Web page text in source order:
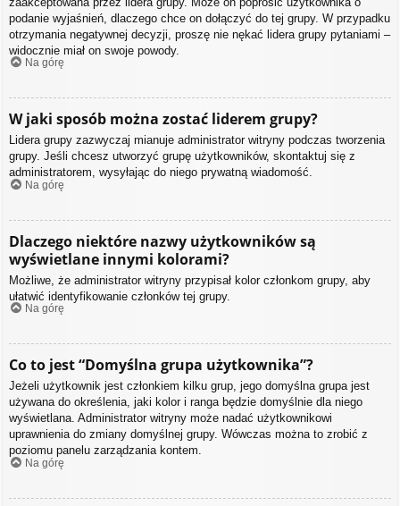
podanie wyjaśnień, dlaczego chce on dołączyć do tej grupy. W przypadku
otrzymania negatywnej decyzji, proszę nie nękać lidera grupy pytaniami –
widocznie miał on swoje powody.
Na górę
W jaki sposób można zostać liderem grupy?
Lidera grupy zazwyczaj mianuje administrator witryny podczas tworzenia
grupy. Jeśli chcesz utworzyć grupę użytkowników, skontaktuj się z
administratorem, wysyłając do niego prywatną wiadomość.
Na górę
Dlaczego niektóre nazwy użytkowników są
wyświetlane innymi kolorami?
Możliwe, że administrator witryny przypisał kolor członkom grupy, aby
ułatwić identyfikowanie członków tej grupy.
Na górę
Co to jest “Domyślna grupa użytkownika”?
Jeżeli użytkownik jest członkiem kilku grup, jego domyślna grupa jest
używana do określenia, jaki kolor i ranga będzie domyślnie dla niego
wyświetlana. Administrator witryny może nadać użytkownikowi
uprawnienia do zmiany domyślnej grupy. Wówczas można to zrobić z
poziomu panelu zarządzania kontem.
Na górę